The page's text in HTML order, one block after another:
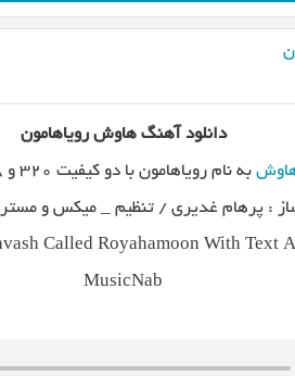
دانلود آهنگ هاوش رویاهامون
به نام رویاهامون با دو کیفیت ۳۲۰ و ۱۲۸ + متن آهنگ از
: پرهام غدیری / تنظیم _ میکس و
Called Royahamoon With Text
MusicNab